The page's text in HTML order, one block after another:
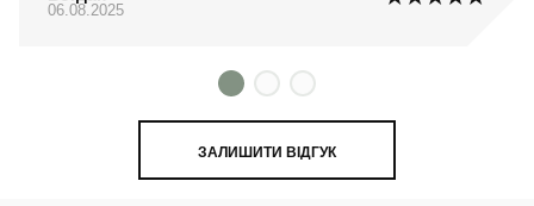
06.08.2025
ЗАЛИШИТИ ВІДГУК